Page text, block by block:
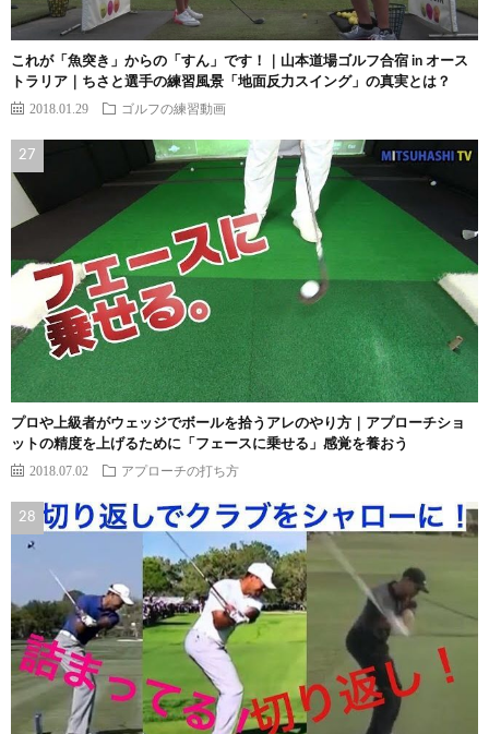
これが「魚突き」からの「すん」です！｜山本道場ゴルフ合宿 in オース
トラリア｜ちさと選手の練習風景「地面反力スイング」の真実とは？
2018.01.29 ゴルフの練習動画
プロや上級者がウェッジでボールを拾うアレのやり方｜アプローチショ
ットの精度を上げるために「フェースに乗せる」感覚を養おう
2018.07.02 アプローチの打ち方